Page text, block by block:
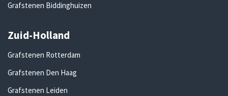
Grafstenen Biddinghuizen
Zuid-Holland
Grafstenen Rotterdam
Grafstenen Den Haag
Grafstenen Leiden